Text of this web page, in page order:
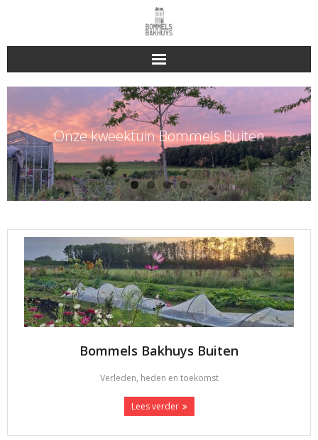
Bakhuys Buiten, verleden heden toekomst
Reserveren & Bestellen
Bommels Buiten
Contact
Onze kweektuin Bommels Buiten
Bommels Bakhuys Buiten
Verleden, heden en toekomst
Lees verder